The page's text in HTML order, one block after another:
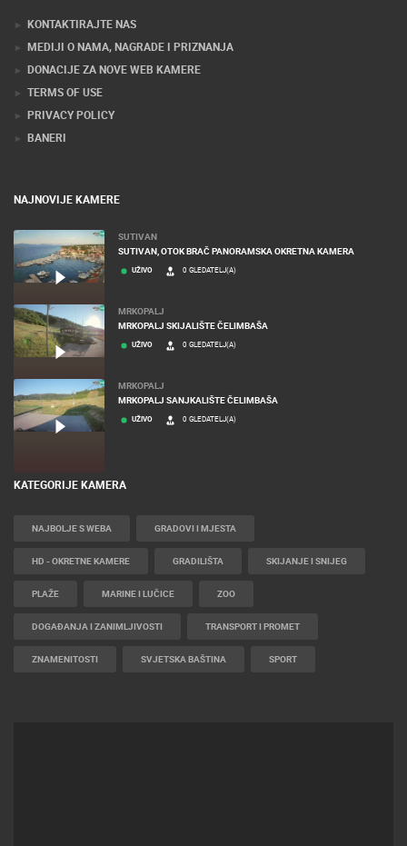
KONTAKTIRAJTE NAS
MEDIJI O NAMA, NAGRADE I PRIZNANJA
DONACIJE ZA NOVE WEB KAMERE
TERMS OF USE
PRIVACY POLICY
BANERI
NAJNOVIJE KAMERE
SUTIVAN
SUTIVAN, OTOK BRAČ PANORAMSKA OKRETNA KAMERA
UŽIVO 0 GLEDATELJ(A)
MRKOPALJ
MRKOPALJ SKIJALIŠTE ČELIMBAŠA
UŽIVO 0 GLEDATELJ(A)
MRKOPALJ
MRKOPALJ SANJKALIŠTE ČELIMBAŠA
UŽIVO 0 GLEDATELJ(A)
KATEGORIJE KAMERA
NAJBOLJE S WEBA GRADOVI I MJESTA
HD - OKRETNE KAMERE GRADILIŠTA SKIJANJE I SNIJEG
PLAŽE MARINE I LUČICE ZOO
DOGAĐANJA I ZANIMLJIVOSTI TRANSPORT I PROMET
ZNAMENITOSTI SVJETSKA BAŠTINA SPORT